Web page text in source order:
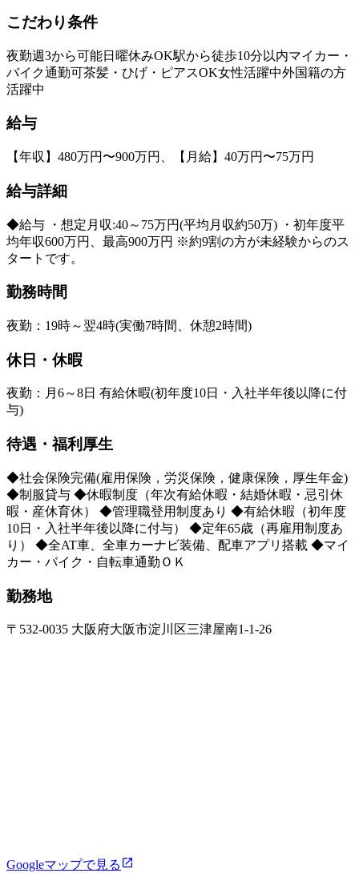
こだわり条件
夜勤週3から可能日曜休みOK駅から徒歩10分以内マイカー・
バイク通勤可茶髪・ひげ・ピアスOK女性活躍中外国籍の方
活躍中
給与
【年収】480万円〜900万円、【月給】40万円〜75万円
給与詳細
◆給与 ・想定月収:40～75万円(平均月収約50万) ・初年度平
均年収600万円、最高900万円 ※約9割の方が未経験からのス
タートです。
勤務時間
夜勤：19時～翌4時(実働7時間、休憩2時間)
休日・休暇
夜勤：月6～8日 有給休暇(初年度10日・入社半年後以降に付
与)
待遇・福利厚生
◆社会保険完備(雇用保険，労災保険，健康保険，厚生年金)
◆制服貸与 ◆休暇制度（年次有給休暇・結婚休暇・忌引休
暇・産休育休） ◆管理職登用制度あり ◆有給休暇（初年度
10日・入社半年後以降に付与） ◆定年65歳（再雇用制度あ
り） ◆全AT車、全車カーナビ装備、配車アプリ搭載 ◆マイ
カー・バイク・自転車通勤ＯＫ
勤務地
〒532-0035 大阪府大阪市淀川区三津屋南1-1-26
Googleマップで見る